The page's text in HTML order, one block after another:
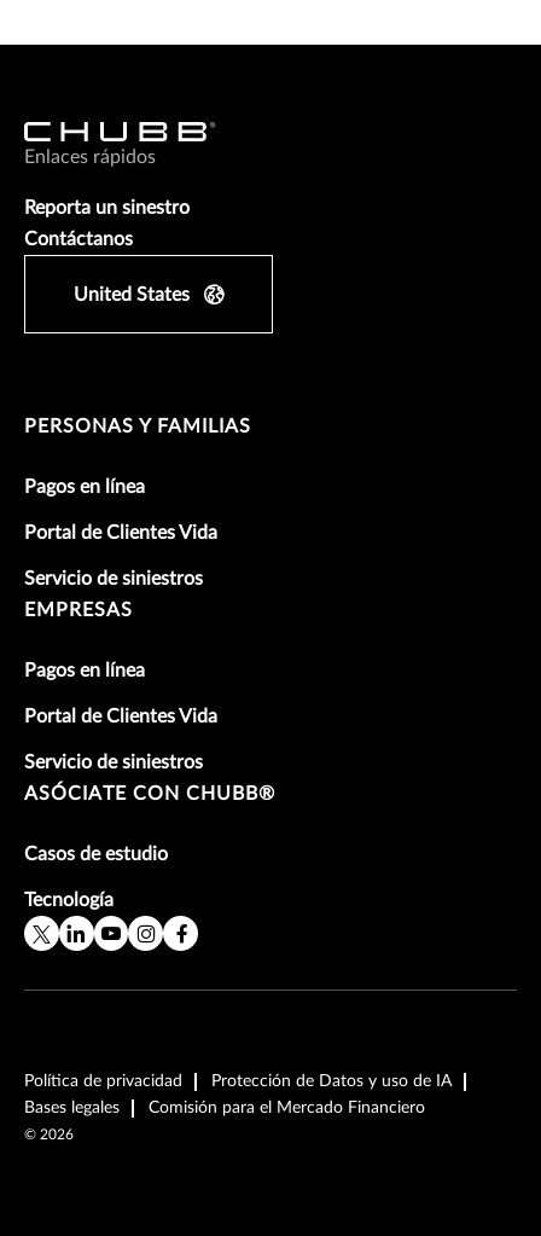
Enlaces rápidos
Reporta un sinestro
Contáctanos
United States
PERSONAS Y FAMILIAS
Pagos en línea
Portal de Clientes Vida
Servicio de siniestros
EMPRESAS
Pagos en línea
Portal de Clientes Vida
Servicio de siniestros
ASÓCIATE CON CHUBB®
Casos de estudio
Tecnología
Política de privacidad
Protección de Datos y uso de IA
Bases legales
Comisión para el Mercado Financiero
© 2026